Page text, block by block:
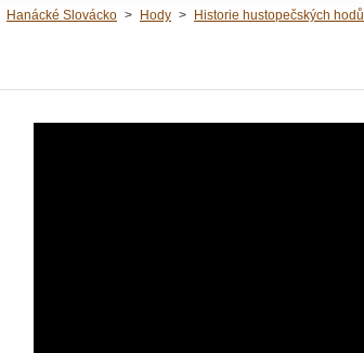
Hanácké Slovácko > Hody > Historie hustopečských hodů